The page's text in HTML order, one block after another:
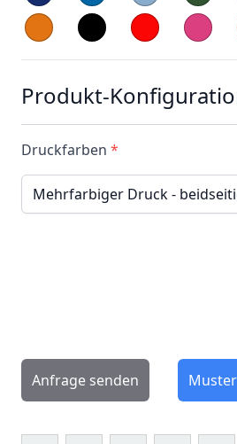
Produkt-
Druckfarben *
Anfrage senden